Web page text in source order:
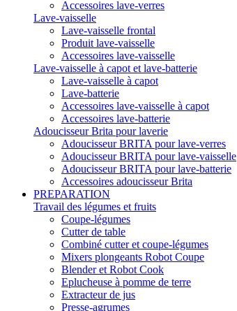
Accessoires lave-verres
Lave-vaisselle
Lave-vaisselle frontal
Produit lave-vaisselle
Accessoires lave-vaisselle
Lave-vaisselle à capot et lave-batterie
Lave-vaisselle à capot
Lave-batterie
Accessoires lave-vaisselle à capot
Accessoires lave-batterie
Adoucisseur Brita pour laverie
Adoucisseur BRITA pour lave-verres
Adoucisseur BRITA pour lave-vaisselle
Adoucisseur BRITA pour lave-batterie
Accessoires adoucisseur Brita
PREPARATION
Travail des légumes et fruits
Coupe-légumes
Cutter de table
Combiné cutter et coupe-légumes
Mixers plongeants Robot Coupe
Blender et Robot Cook
Eplucheuse à pomme de terre
Extracteur de jus
Presse-agrumes